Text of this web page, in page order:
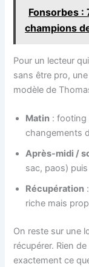
Fonsorbes :
champions
Pour un lecteur
sans être pro,
modèle de
Matin : footing
changements
Après-midi /
sac, paos)
Récupération
riche mais
On reste sur une
récupérer. Rien
exactement ce